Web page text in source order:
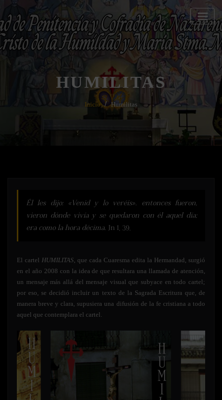
Saltar
contenido
HUMILITAS
Inicio Humilitas
Él les dijo: «Venid y lo veréis». entonces fueron,
vieron dónde vivía y se quedaron con él aquel día;
era como la hora décima. Jn 1, 39.
El cartel HUMILITAS, que cada Cuaresma edita la Hermandad, surgió
en el año 2008 con la idea de que resultara una llamada de atención,
un mensaje más allá del mensaje visual que subyace en todo cartel;
por eso, se decidió incluir un texto de la Sagrada Escritura que, de
manera breve y clara, supusiera una difusión de la fe cristiana a todo
aquel que contemplara el cartel.